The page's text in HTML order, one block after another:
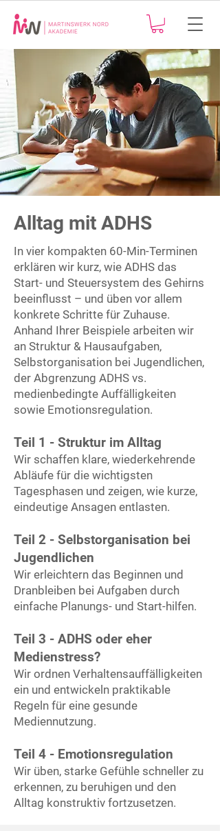
Alltag mit ADHS
In vier kompakten 60-Min-Terminen
erklären wir kurz, wie ADHS das
Start- und Steuersystem des Gehirns
beeinflusst – und üben vor allem
konkrete Schritte für Zuhause.
Anhand Ihrer Beispiele arbeiten wir
an Struktur & Hausaufgaben,
Selbstorganisation bei Jugendlichen,
der Abgrenzung ADHS vs.
medienbedingte Auffälligkeiten
sowie Emotionsregulation.
Teil 1 - Struktur im Alltag
Wir schaffen klare, wiederkehrende
Abläufe für die wichtigsten
Tagesphasen und zeigen, wie kurze,
eindeutige Ansagen entlasten.
Teil 2 - Selbstorganisation bei
Jugendlichen
Wir erleichtern das Beginnen und
Dranbleiben bei Aufgaben durch
einfache Planungs- und Start-hilfen.
Teil 3 - ADHS oder eher
Medienstress?
Wir ordnen Verhaltensauffälligkeiten
ein und entwickeln praktikable
Regeln für eine gesunde
Mediennutzung.
Teil 4 - Emotionsregulation
Wir üben, starke Gefühle schneller zu
erkennen, zu beruhigen und den
Alltag konstruktiv fortzusetzen.